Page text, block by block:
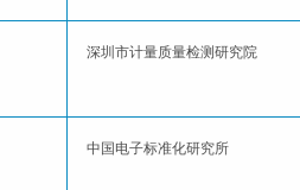
深圳市计量质量检测研究院
中国电子标准化研究所